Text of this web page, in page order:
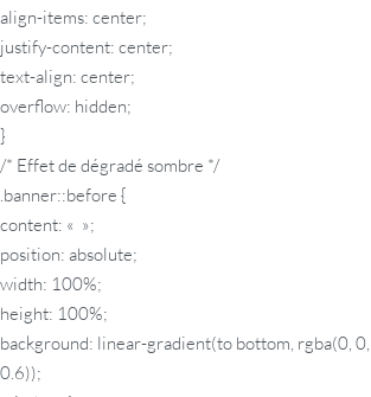
align-items: center;
justify-content: center;
text-align: center;
overflow: hidden;
}
/* Effet de dégradé sombre */
.banner::before {
content: « »;
position: absolute;
width: 100%;
height: 100%;
background: linear-gradient(to bottom, rgba(0,
0.6));